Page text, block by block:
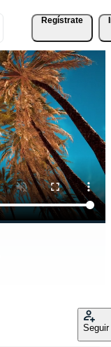
Regístrate
Seguir